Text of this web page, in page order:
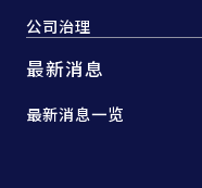
公司治理
最新消息
最新消息一览